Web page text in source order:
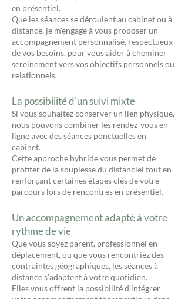
en présentiel.
Que les séances se déroulent au cabinet ou à
distance, je m'engage à vous proposer un
accompagnement personnalisé, respectueux
de vos besoins, pour vous aider à cheminer
sereinement vers vos objectifs personnels ou
relationnels.
La possibilité d’un suivi mixte
Si vous souhaitez conserver un lien physique,
nous pouvons combiner les rendez-vous en
ligne avec des séances ponctuelles en
cabinet.
Cette approche hybride vous permet de
profiter de la souplesse du distanciel tout en
renforçant certaines étapes clés de votre
parcours lors de rencontres en présentiel.
Un accompagnement adapté à votre
rythme de vie
Que vous soyez parent, professionnel en
déplacement, ou que vous rencontriez des
contraintes géographiques, les séances à
distance s'adaptent à votre quotidien.
Elles vous offrent la possibilité d'intégrer